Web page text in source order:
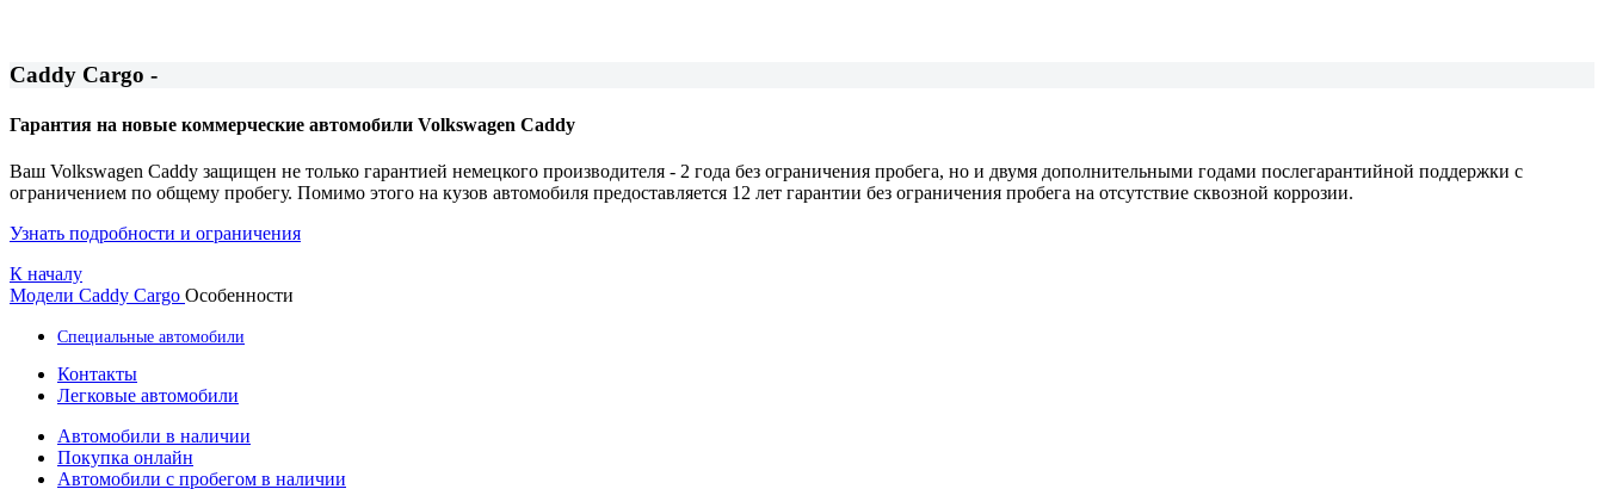
Caddy Cargo -
Гарантия на новые коммерческие автомобили Volkswagen Caddy
Ваш Volkswagen Caddy защищен не только гарантией немецкого производителя - 2 года без ограничения пробега, но и двумя дополнительными годами послегарантийной поддержки с
ограничением по общему пробегу. Помимо этого на кузов автомобиля предоставляется 12 лет гарантии без ограничения пробега на отсутствие сквозной коррозии.
Узнать подробности и ограничения
К началу
Модели Caddy Cargo Особенности
Специальные автомобили
Контакты
Легковые автомобили
Автомобили в наличии
Покупка онлайн
Автомобили с пробегом в наличии